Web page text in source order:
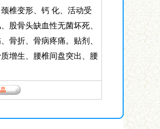
椎变形、钙 化、活动受
股骨头缺血性无菌坏死、
骨折、骨病疼痛。贴剂、
增生、腰椎间盘突出、腰